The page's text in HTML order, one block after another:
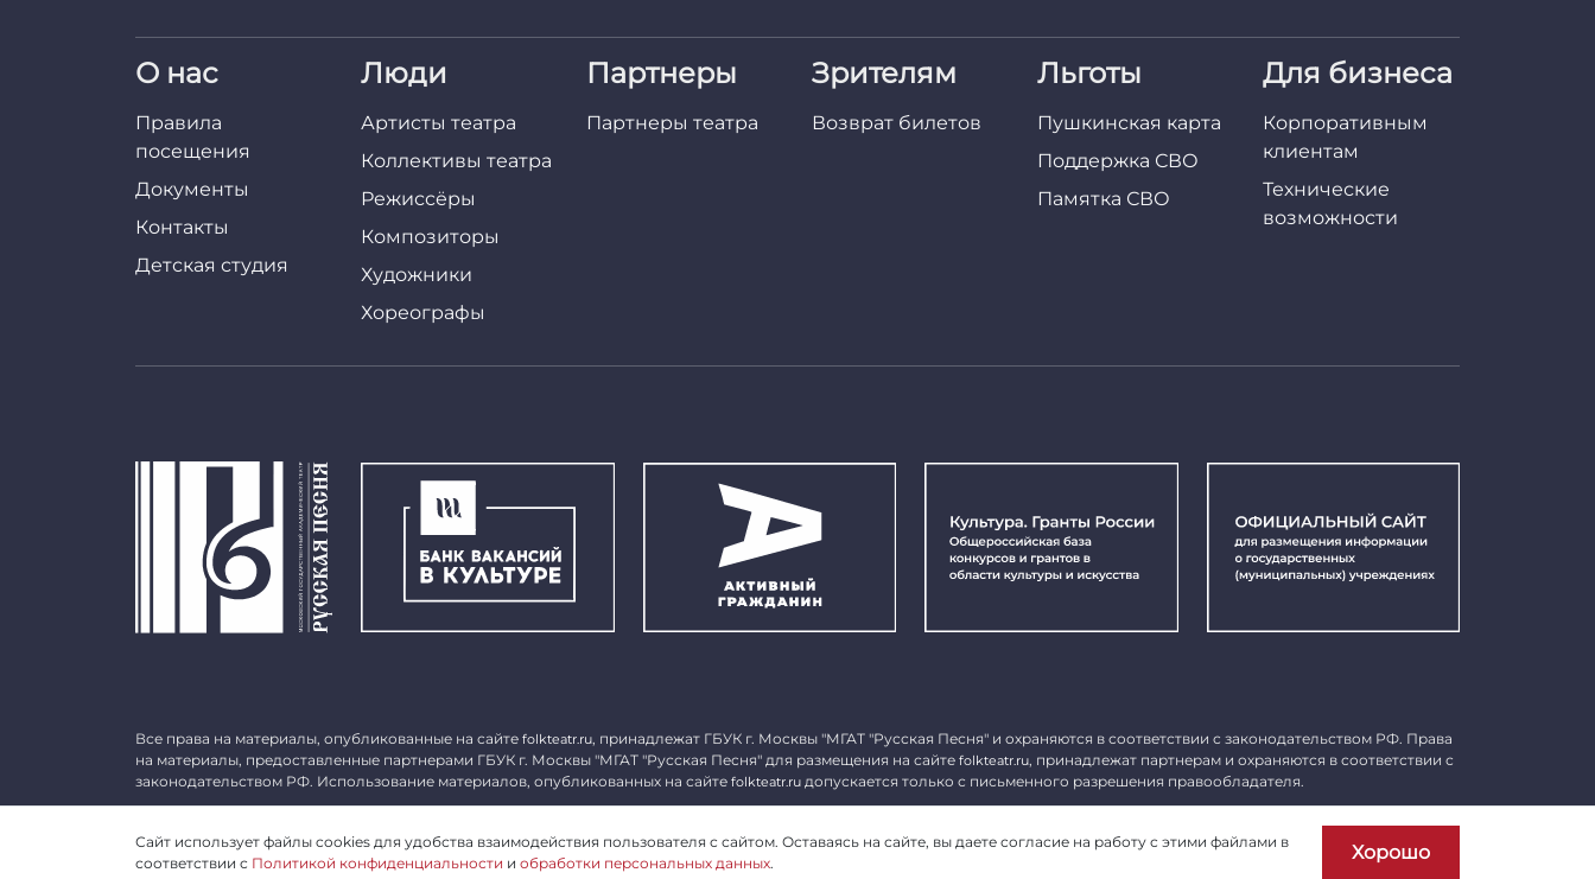
О нас
Правила
посещения
Документы
Контакты
Детская студия
Люди
Артисты театра
Коллективы театра
Режиссёры
Композиторы
Художники
Хореографы
Партнеры
Партнеры театра
Зрителям
Возврат билетов
Льготы
Пушкинская карта
Поддержка СВО
Памятка СВО
Для бизнеса
Корпоративным
клиентам
Технические
возможности
Все права на материалы, опубликованные на сайте folkteatr.ru, принадлежат ГБУК г. Москвы "МГАТ "Русская Песня" и охраняются в соответствии с законодательством РФ. Права
на материалы, предоставленные партнерами ГБУК г. Москвы "МГАТ "Русская Песня" для размещения на сайте folkteatr.ru, принадлежат партнерам и охраняются в соответствии с
законодательством РФ. Использование материалов, опубликованных на сайте folkteatr.ru допускается только с письменного разрешения правообладателя.
Пользовательское соглашение
Сайт использует файлы cookies для удобства взаимодействия пользователя с сайтом. Оставаясь на сайте, вы даете согласие на работу с этими файлами в
соответствии с Политикой конфиденциальности и обработки персональных данных. Хорошо